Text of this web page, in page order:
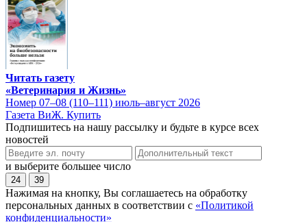
Читать газету
«Ветеринария и Жизнь»
Номер 07–08 (110–111) июль–август 2026
Газета ВиЖ. Купить
Подпишитесь на нашу рассылку и будьте в курсе всех
новостей
и выберите большее число
24 39
Нажимая на кнопку, Вы соглашаетесь на обработку
персональных данных в соответствии с «Политикой
конфиденциальности»